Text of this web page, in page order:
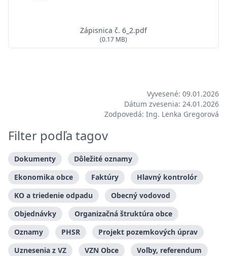
Zápisnica č. 6_2.pdf
(0.17 MB)
Vyvesené: 09.01.2026
Dátum zvesenia: 24.01.2026
Zodpovedá: Ing. Lenka Gregorová
Filter podľa tagov
Dokumenty
Dôležité oznamy
Ekonomika obce
Faktúry
Hlavný kontrolór
KO a triedenie odpadu
Obecný vodovod
Objednávky
Organizačná štruktúra obce
Oznamy
PHSR
Projekt pozemkových úprav
Uznesenia z VZ
VZN Obce
Voľby, referendum